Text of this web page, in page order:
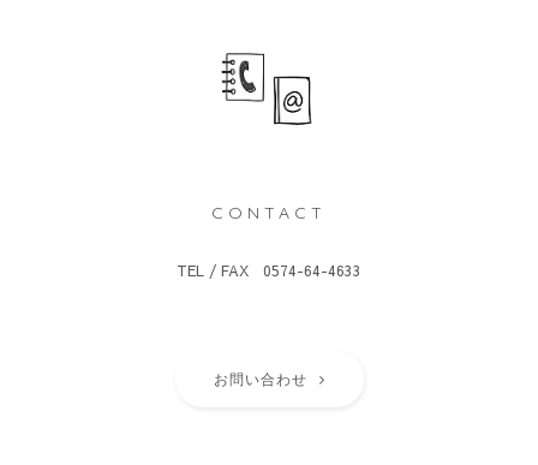
CONTACT
TEL / FAX 0574-64-4633
お問い合わせ